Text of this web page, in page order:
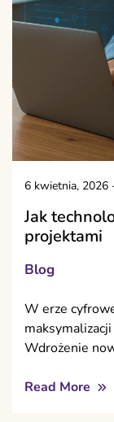
6 kwietnia, 2026
Jak
projektami
Blog
W erze
Wdrożenie
Read More